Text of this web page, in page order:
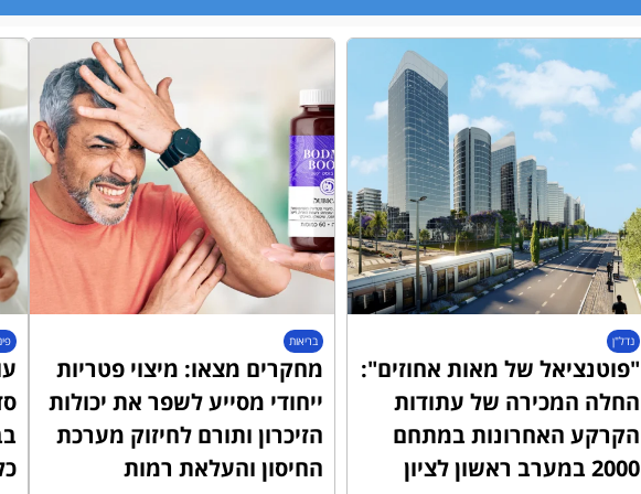
נדל"ן
"פוטנציאל של מאות אחוזים":
החלה המכירה של עתודות
הקרקע האחרונות במתחם
2000 במערב ראשון לציון
בריאות
מחקרים מצאו: מיצוי פטריות
ייחודי מסייע לשפר את יכולות
הזיכרון ותורם לחיזוק מערכת
החיסון והעלאת רמות